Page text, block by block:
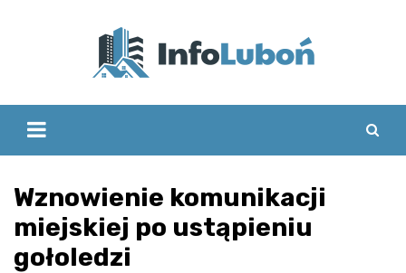
Wznowienie komunikacji
miejskiej po ustąpieniu
gołoledzi